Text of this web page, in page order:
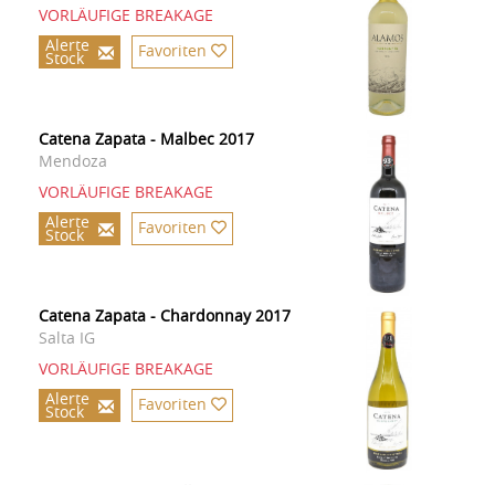
VORLÄUFIGE BREAKAGE
Alerte
Stock Favoriten
Catena Zapata - Malbec 2017
Mendoza
VORLÄUFIGE BREAKAGE
Alerte
Stock Favoriten
Catena Zapata - Chardonnay 2017
Salta IG
VORLÄUFIGE BREAKAGE
Alerte
Stock Favoriten